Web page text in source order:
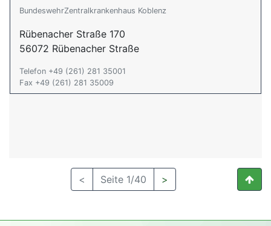
BundeswehrZentralkrankenhaus Koblenz
Rübenacher Straße 170
56072 Rübenacher Straße
Telefon +49 (261) 281 35001
Fax +49 (261) 281 35009
< Seite 1/40 >